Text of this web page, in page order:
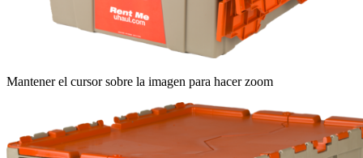
Mantener el cursor sobre la imagen para hacer zoom